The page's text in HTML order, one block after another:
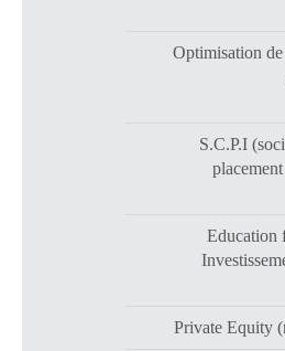
Optimisation
S.C.P.I
Education
Private Equity